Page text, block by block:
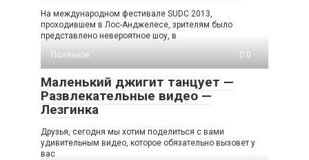
На международном фестивале SUDC 2013,
проходившем в Лос-Анджелесе, зрителям было
представлено невероятное шоу, в
Полезное
0
Маленький джигит танцует —
Развлекательные видео —
Лезгинка
Друзья, сегодня мы хотим поделиться с вами
удивительным видео, которое обязательно вызовет у
вас